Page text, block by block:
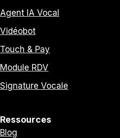
Agent IA Vocal
Vidéobot
Touch & Pay
Module RDV
Signature Vocale
Ressources
Blog